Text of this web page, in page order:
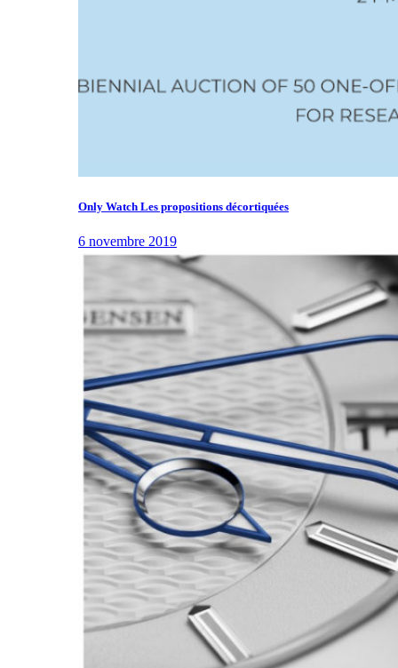
Only Watch Les propositions décortiquées
6 novembre 2019